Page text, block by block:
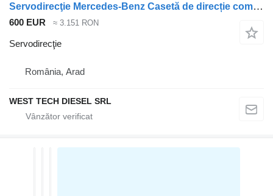
Servodirecţie Mercedes-Benz Casetă de direcție compatibilă cu seria 123, SL
600 EUR ≈ 3.151 RON
Servodirecţie
România, Arad
WEST TECH DIESEL SRL